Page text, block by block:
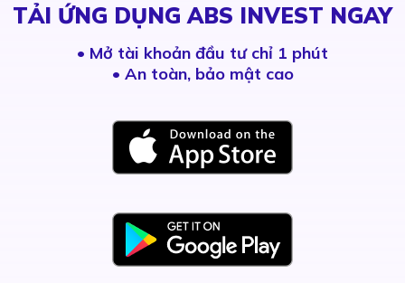
TẢI ỨNG DỤNG ABS INVEST NGAY
• Mở tài khoản đầu tư chỉ 1 phút
• An toàn, bảo mật cao